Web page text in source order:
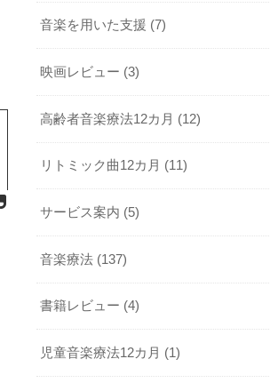
音楽を用いた支援 (7)
映画レビュー (3)
高齢者音楽療法12カ月 (12)
リトミック曲12カ月 (11)
サービス案内 (5)
音楽療法 (137)
書籍レビュー (4)
児童音楽療法12カ月 (1)